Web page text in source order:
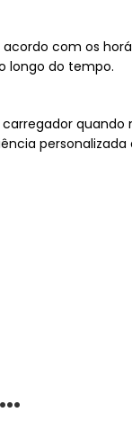
com os
longo do tempo.
personalizada